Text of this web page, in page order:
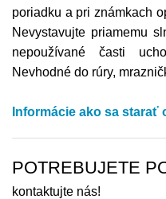
poriadku a pri známkach
Nevystavujte priamemu
nepoužívané časti
Nevhodné do rúry,
Informácie ako sa starať
POTREBUJETE
kontaktujte nás!